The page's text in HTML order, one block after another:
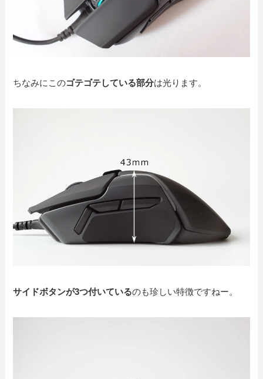
ちなみにこのゴテゴテしている部分は光ります。
サイドボタンが3つ付いているのも珍しい特徴ですねー。